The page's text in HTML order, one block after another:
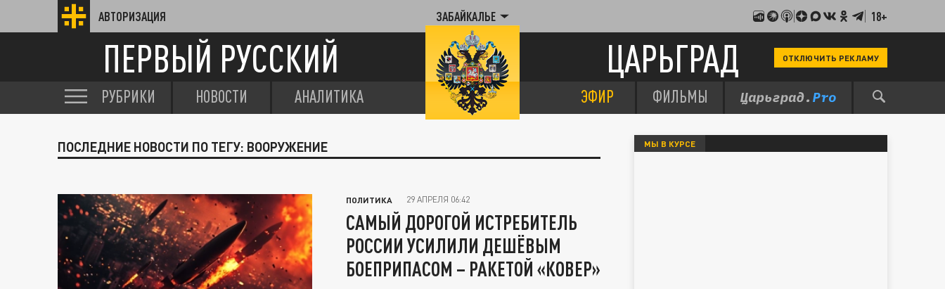
АВТОРИЗАЦИЯ ЗАБАЙКАЛЬЕ 18+
ПЕРВЫЙ РУССКИЙ ЦАРЬГРАД ОТКЛЮЧИТЬ РЕКЛАМУ
РУБРИКИ НОВОСТИ АНАЛИТИКА ЭФИР ФИЛЬМЫ
ПОСЛЕДНИЕ НОВОСТИ ПО ТЕГУ: ВООРУЖЕНИЕ
ПОЛИТИКА 29 АПРЕЛЯ 06:42
САМЫЙ ДОРОГОЙ ИСТРЕБИТЕЛЬ
РОССИИ УСИЛИЛИ ДЕШЁВЫМ
БОЕПРИПАСОМ – РАКЕТОЙ «КОВЕР»
МЫ В КУРСЕ